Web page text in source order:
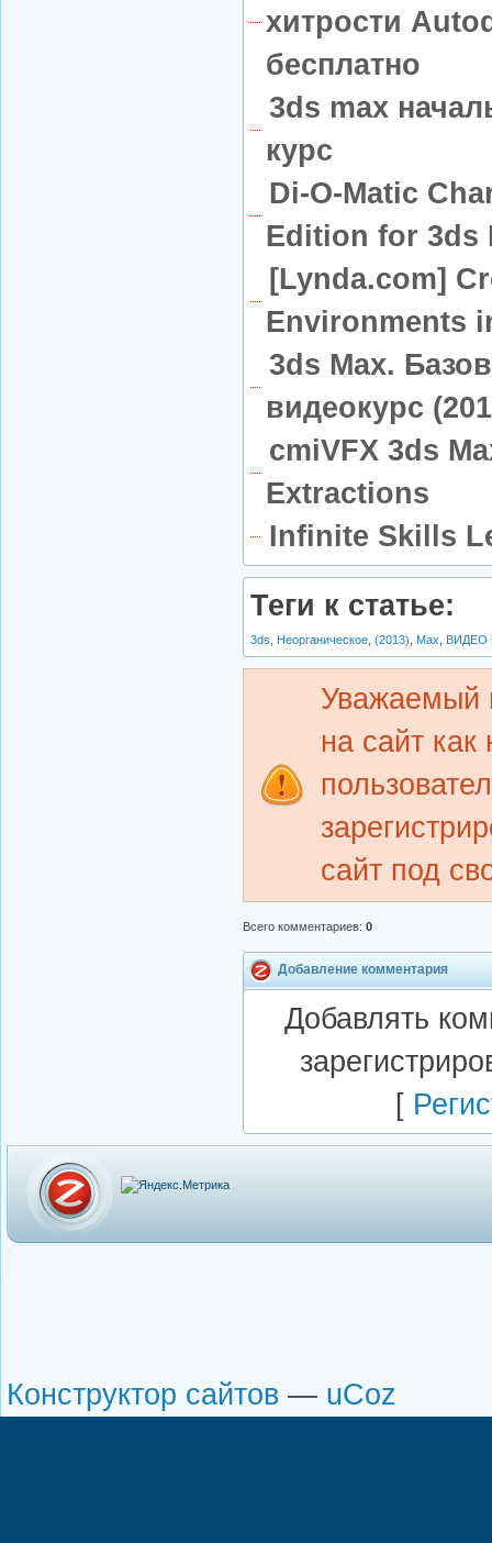
хитрости
бесплатно
3ds max
курс
Di-O-Matic
Edition for 3ds
[Lynda.com]
Environments
3ds Max.
видеокурс
cmiVFX 3ds
Extractions
Infinite Skills
Теги к статье:
3ds Неорганическое (2013) Max ВИДЕО
Уважаемый
на сайт как
сайт под
Всего комментариев: 0
Добавление комментария
Добавлять
[
Конструктор сайтов — uCoz